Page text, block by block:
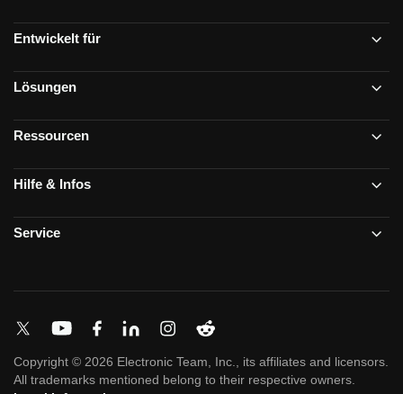
Entwickelt für
Lösungen
Ressourcen
Hilfe & Infos
Service
Copyright © 2026 Electronic Team, Inc., its affiliates and licensors.
All trademarks mentioned belong to their respective owners.